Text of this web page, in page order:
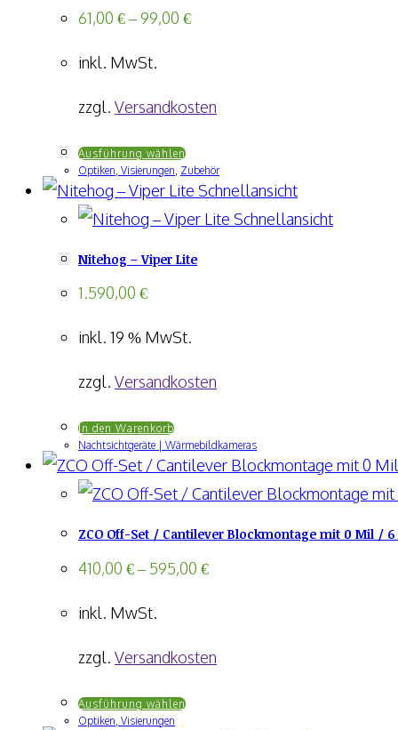
auf.
können
der
Produktseite
gewählt
61,00 €–99,00 €
inkl. MwSt.
zzgl. Versandkosten
Ausführung wählenDieses
Produkt
Varianten
Optionen
können
Produktseite
gewählt
Optiken, Visierungen, Zubehör
Schnellansicht
Schnellansicht
Nitehog – Viper Lite
1.590,00 €
inkl. 19 % MwSt.
zzgl. Versandkosten
In den Warenkorb
Nachtsichtgeräte | Wärmebildkameras
ZCO Off-Set / Cantilever Blockmontage mit 0 Mil /
410,00 €–595,00 €
inkl. MwSt.
zzgl. Versandkosten
Ausführung wählenDieses
Optiken, Visierungen